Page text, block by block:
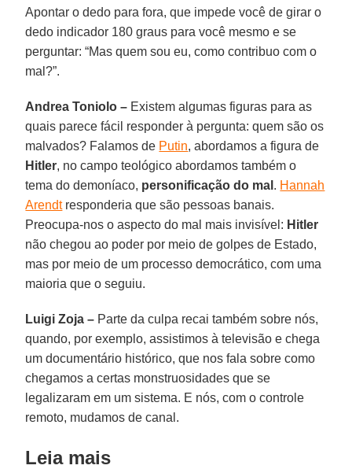
Apontar o dedo para fora, que impede você de girar o
dedo indicador 180 graus para você mesmo e se
perguntar: “Mas quem sou eu, como contribuo com o
mal?”.
Andrea Toniolo – Existem algumas figuras para as
quais parece fácil responder à pergunta: quem são os
malvados? Falamos de Putin, abordamos a figura de
Hitler, no campo teológico abordamos também o
tema do demoníaco, personificação do mal . Hannah
Arendtresponderia que são pessoas banais.
Preocupa-nos o aspecto do mal mais invisível: Hitler
não chegou ao poder por meio de golpes de Estado,
mas por meio de um processo democrático, com uma
maioria que o seguiu.
Luigi Zoja – Parte da culpa recai também sobre nós,
quando, por exemplo, assistimos à televisão e chega
um documentário histórico, que nos fala sobre como
chegamos a certas monstruosidades que se
legalizaram em um sistema. E nós, com o controle
remoto, mudamos de canal.
Leia mais